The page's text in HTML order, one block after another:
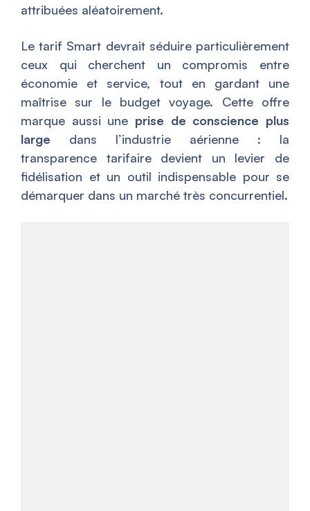
attribuées aléatoirement.
Le tarif Smart devrait séduire particulièrement
ceux qui cherchent un compromis entre
économie et service, tout en gardant une
maîtrise sur le budget voyage. Cette offre
marque aussi une prise de conscience plus
large dans l’industrie aérienne : la
transparence tarifaire devient un levier de
fidélisation et un outil indispensable pour se
démarquer dans un marché très concurrentiel.